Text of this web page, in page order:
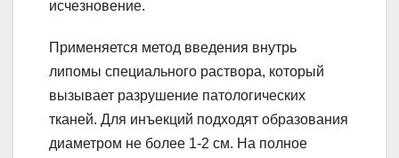
исчезновение.
Применяется метод введения внутрь
липомы специального раствора, который
вызывает разрушение патологических
тканей. Для инъекций подходят образования
диаметром не более 1-2 см. На полное